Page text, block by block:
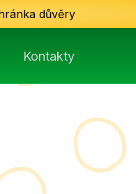
důvěry
Kontakty